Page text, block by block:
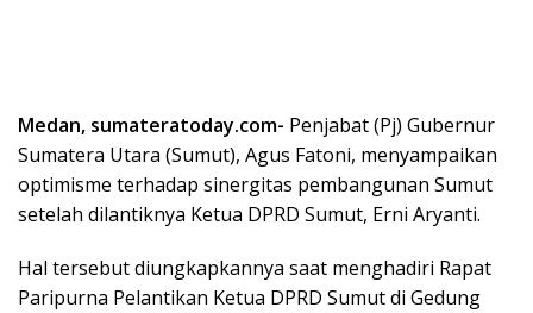
Medan, sumateratoday.com- Penjabat (Pj) Gubernur
Sumatera Utara (Sumut), Agus Fatoni, menyampaikan
optimisme terhadap sinergitas pembangunan Sumut
setelah dilantiknya Ketua DPRD Sumut, Erni Aryanti.
Hal tersebut diungkapkannya saat menghadiri Rapat
Paripurna Pelantikan Ketua DPRD Sumut di Gedung